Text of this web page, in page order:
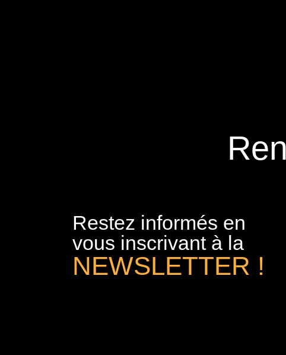
Restez informés en
vous inscrivant à la
NEWSLETTER !